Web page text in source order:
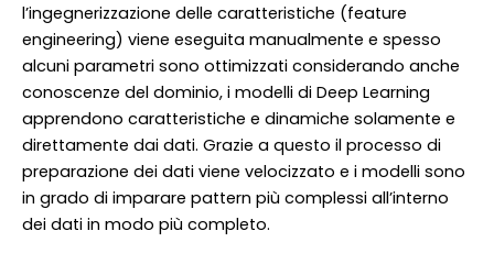
l’ingegnerizzazione delle caratteristiche (feature
engineering) viene eseguita manualmente e spesso
alcuni parametri sono ottimizzati considerando anche
conoscenze del dominio, i modelli di Deep Learning
apprendono caratteristiche e dinamiche solamente e
direttamente dai dati. Grazie a questo il processo di
preparazione dei dati viene velocizzato e i modelli sono
in grado di imparare pattern più complessi all’interno
dei dati in modo più completo.